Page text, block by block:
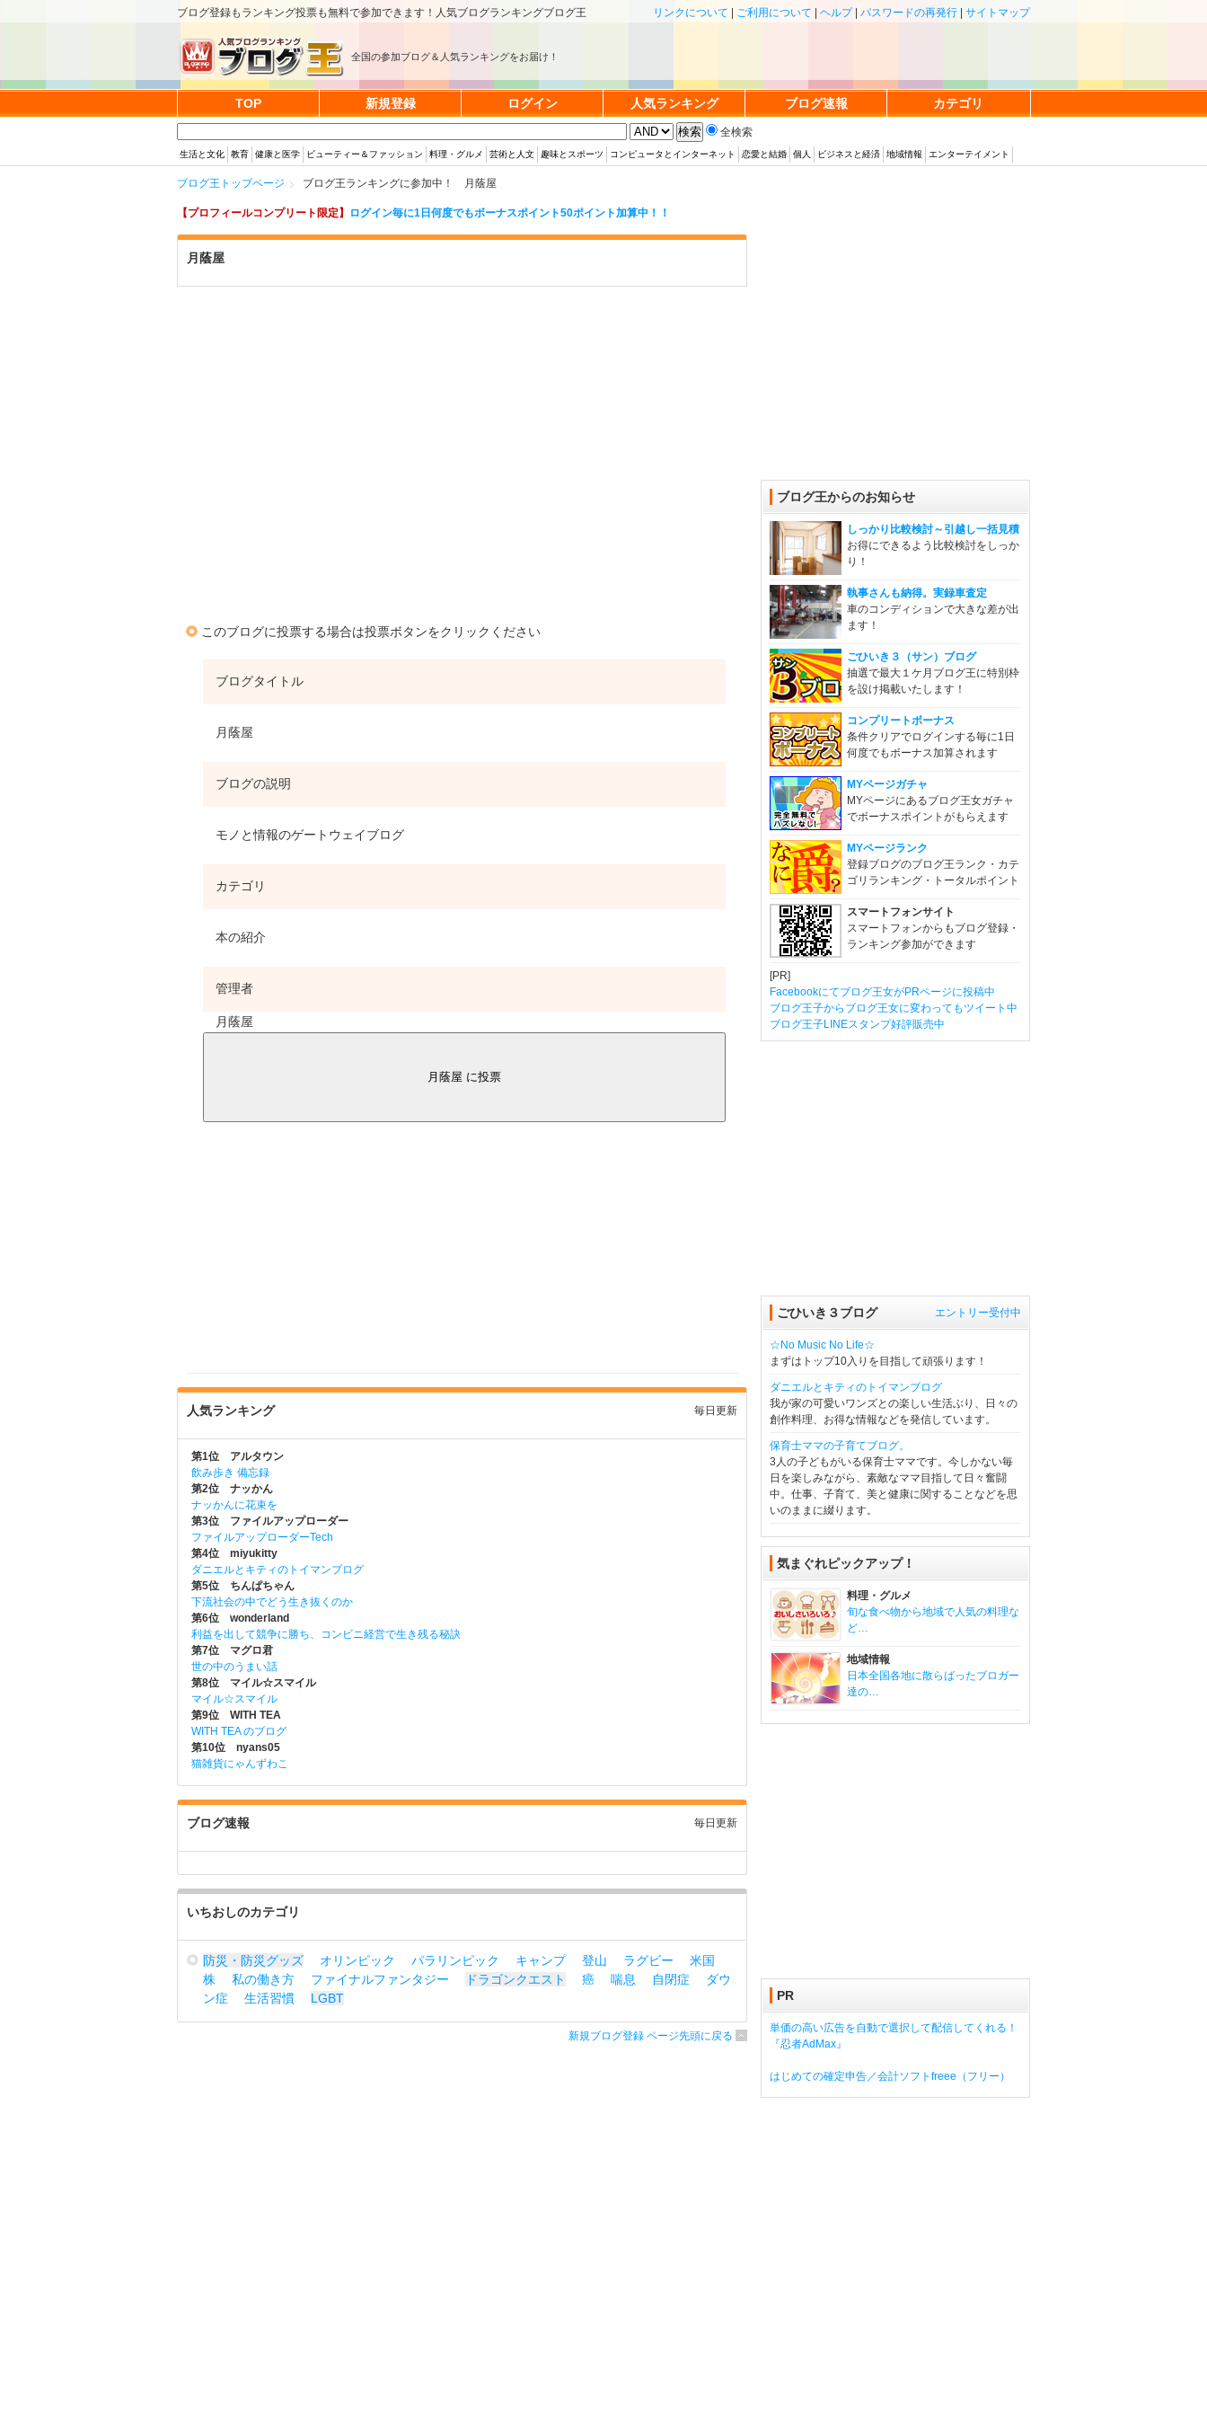
ブログ登録もランキング投票も無料で参加できます！人気ブログランキングブログ王 リンクについて ご利用について ヘルプ| パスワードの再発行 サイトマップ
全国の参加ブログ＆人気ランキングをお届け！
TOP 新規登録 ログイン 人気ランキング ブログ速報 カテゴリ
全検索
生活と文化 教育 健康と医学 ビューティー＆ファッション 料理・グルメ 芸術と人文 趣味とスポーツ コンピュータとインターネット 恋愛と結婚 個人 ビジネスと経済 地域情報 エンターテイメント
ブログ王トップページ ブログ王ランキングに参加中！ 月蔭屋
【プロフィールコンプリート限定】 ログイン毎に1日何度でもボーナスポイント50ポイント加算中！！
月蔭屋
このブログに投票する場合は投票ボタンをクリックください
ブログタイトル
月蔭屋
ブログの説明
モノと情報のゲートウェイブログ
カテゴリ
本の紹介
管理者
月蔭屋
人気ランキング 毎日更新
第1位 アルタウン
飲み歩き 備忘録
第2位 ナッかん
ナッかんに花束を
第3位 ファイルアップローダー
ファイルアップローダーTech
第4位 miyukitty
ダニエルとキティのトイマンブログ
第5位 ちんぱちゃん
下流社会の中でどう生き抜くのか
第6位 wonderland
利益を出して競争に勝ち、コンビニ経営で生き残る秘訣
第7位 マグロ君
世の中のうまい話
第8位 マイル☆スマイル
マイル☆スマイル
第9位 WITH TEA
WITH TEA のブログ
第10位 nyans05
猫雑貨にゃんずわこ
ブログ速報 毎日更新
いちおしのカテゴリ
防災・防災グッズ オリンピック パラリンピック キャンプ 登山 ラグビー
米国
株
私の働き方 ファイナルファンタジー ドラゴンクエスト 癌 喘息 自閉症
ダウ
ン症
生活習慣 LGBT
新規ブログ登録 ページ先頭に戻る
ブログ王からのお知らせ
しっかり比較検討～引越し一括見積
お得にできるよう比較検討をしっか
り！
執事さんも納得。実録車査定
車のコンディションで大きな差が出
ます！
ごひいき３（サン）ブログ
抽選で最大１ケ月ブログ王に特別枠
を設け掲載いたします！
コンプリートボーナス
条件クリアでログインする毎に1日
何度でもボーナス加算されます
MYページガチャ
MYページにあるブログ王女ガチャ
でボーナスポイントがもらえます
MYページランク
登録ブログのブログ王ランク・カテ
ゴリランキング・トータルポイント
スマートフォンサイト
スマートフォンからもブログ登録・
ランキング参加ができます
[PR]
Facebookにてブログ王女がPRページに投稿中
ブログ王子からブログ王女に変わってもツイート中
ブログ王子LINEスタンプ好評販売中
エントリー受付中
ごひいき３ブログ
☆No Music No Life☆
まずはトップ10入りを目指して頑張ります！
ダニエルとキティのトイマンブログ
我が家の可愛いワンズとの楽しい生活ぶり、日々の
創作料理、お得な情報などを発信しています。
保育士ママの子育てブログ。
3人の子どもがいる保育士ママです。今しかない毎
日を楽しみながら、素敵なママ目指して日々奮闘
中。仕事、子育て、美と健康に関することなどを思
いのままに綴ります。
気まぐれピックアップ！
料理・グルメ
旬な食べ物から地域で人気の料理な
ど…
地域情報
日本全国各地に散らばったブロガー
達の…
PR
単価の高い広告を自動で選択して配信してくれる！
『忍者AdMax』
はじめての確定申告／会計ソフトfreee（フリー）